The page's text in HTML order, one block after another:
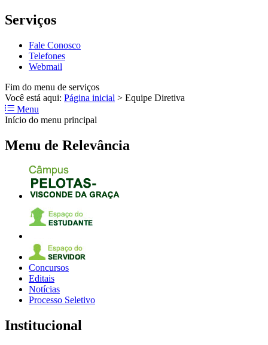
Serviços
Fale Conosco
Telefones
Webmail
Fim do menu de serviços
Você está aqui: Página inicial > Equipe Diretiva
Menu
Início do menu principal
Menu de Relevância
Concursos
Editais
Notícias
Processo Seletivo
Institucional